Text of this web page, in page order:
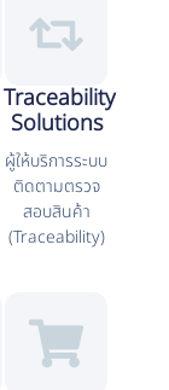
Traceability
Solutions
ผู้ให้บริการระบบ
ติดตามตรวจ
สอบสินค้า
(Traceability)